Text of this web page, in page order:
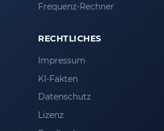
Frequenz-Rechner
RECHTLICHES
Impressum
KI-Fakten
Datenschutz
Lizenz